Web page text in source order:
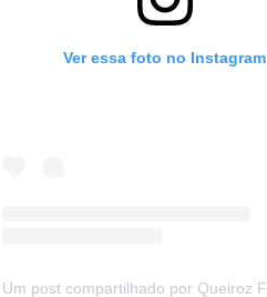
Ver essa foto no Instagram